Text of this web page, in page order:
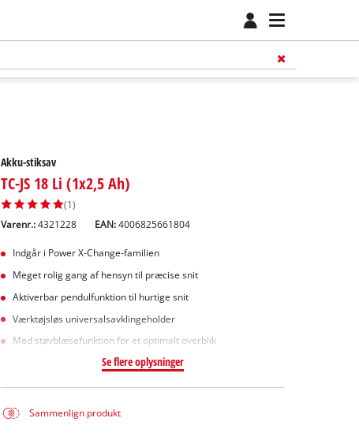
Akku-stiksav
TC-JS 18 Li (1x2,5 Ah)
(1)
Varenr.: 4321228 EAN:4006825661804
Indgår i Power X-Change-familien
Meget rolig gang af hensyn til præcise snit
Aktiverbar pendulfunktion til hurtige snit
Værktøjsløs universalsavklingeholder
Med støvblæsefunktion for et optimalt overblik
Se flere oplysninger
Sammenlign produkt